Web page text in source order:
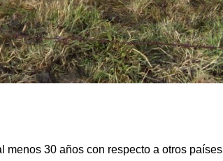
menos 30 años con respecto a otros países